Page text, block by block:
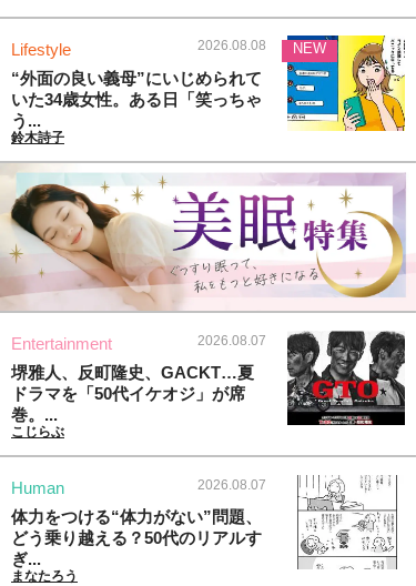
Lifestyle 2026.08.08
“外面の良い義母”にいじめられて
いた34歳女性。ある日「笑っちゃ
う...
鈴木詩子
NEW
Entertainment 2026.08.07
堺雅人、反町隆史、GACKT…夏
ドラマを「50代イケオジ」が席
巻。...
こじらぶ
Human 2026.08.07
体力をつける“体力がない”問題、
どう乗り越える？50代のリアルす
ぎ...
まなたろう